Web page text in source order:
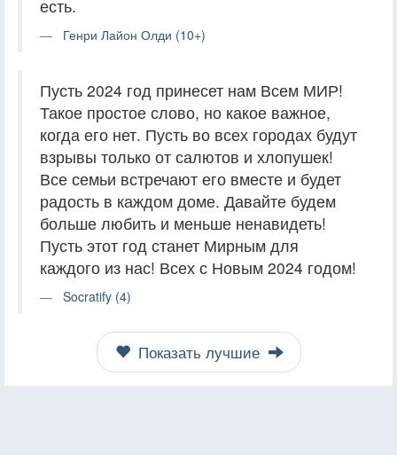
есть.
Генри Лайон Олди (10+)
Пусть 2024 год принесет нам Всем МИР!
Такое простое слово, но какое важное,
когда его нет. Пусть во всех городах будут
взрывы только от салютов и хлопушек!
Все семьи встречают его вместе и будет
радость в каждом доме. Давайте будем
больше любить и меньше ненавидеть!
Пусть этот год станет Мирным для
каждого из нас! Всех с Новым 2024 годом!
Socratify (4)
Показать лучшие